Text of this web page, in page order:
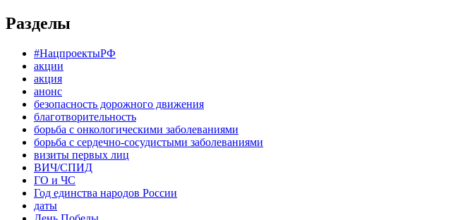
Разделы
#НацпроектыРФ
акции
акция
анонс
безопасность дорожного движения
благотворительность
борьба с онкологическими заболеваниями
борьба с сердечно-сосудистыми заболеваниями
визиты первых лиц
ВИЧ/СПИД
ГО и ЧС
Год единства народов России
даты